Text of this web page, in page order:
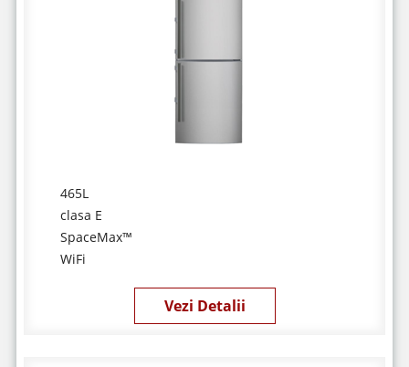
465L
clasa E
SpaceMax™
WiFi
Vezi Detalii